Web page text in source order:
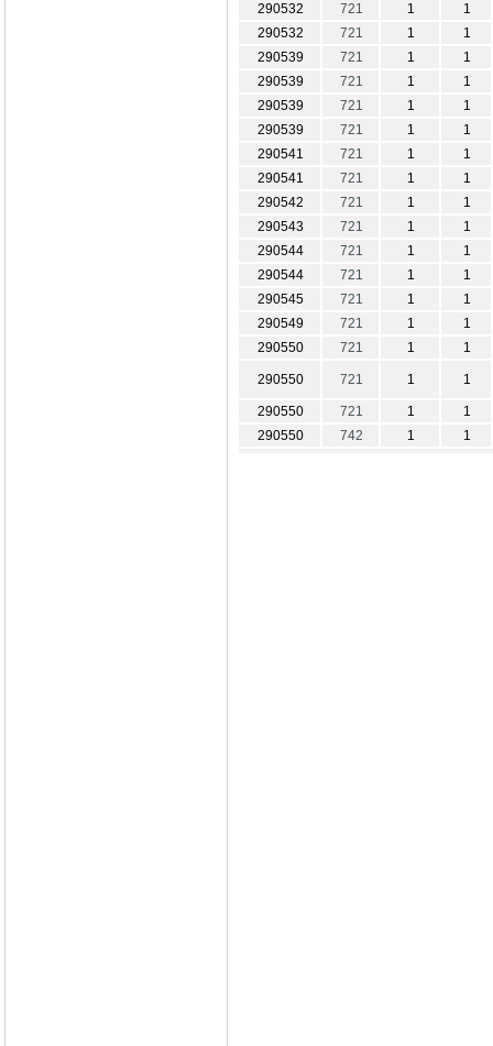
290532
721 1
1
290532
721 1
1
290539
721 1
1
290539
721 1
1
290539
721 1
1
290539
721 1
1
290541
721 1
1
290541
721 1
1
290542
721 1
1
290543
721 1
1
290544
721 1
1
290544
721 1
1
290545
721 1
1
290549
721 1
1
290550
721 1 1
290550 721 1 1
290550 721 1
1
290550
742 1 1